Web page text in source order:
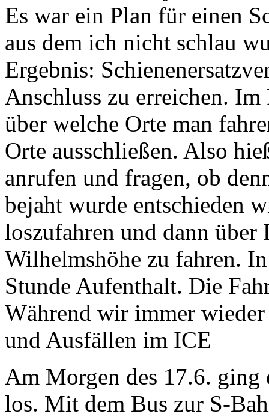
Es war ein Plan für einen
aus dem ich nicht schlau
Ergebnis:
Anschluss zu erreichen.
über welche Orte man
Orte ausschließen. Also
anrufen und fragen, ob
bejaht wurde entschieden
loszufahren und dann über
Wilhelmshöhe zu fahren.
Stunde Aufenthalt. Die
Während wir immer
und Ausfällen im ICE
Am Morgen des 17.6. ging
los. Mit dem Bus zur S-